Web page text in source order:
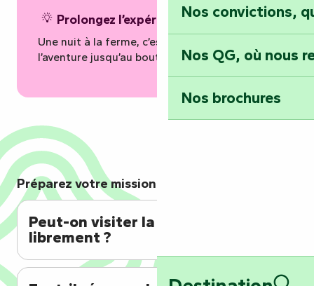
Nos convictions,
Nos QG, où nous
Nos brochures
Prolongez l’expérience sur place
Une nuit à la ferme, c’est l’assurance de vivre
l’aventure jusqu’au bout.
Préparez votre mission !
Peut-on visiter la ferme
librement ?